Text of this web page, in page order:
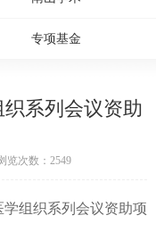
专项基金
系列会议资助
览次数：2549
学组织系列会议资助项